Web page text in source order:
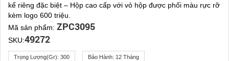
kế riêng đặc biệt – Hộp cao cấp với vỏ hộp được phối màu rực rỡ
kèm logo 600 triệu.
Mã sản phẩm: ZPC3095
SKU:49272
Trọng Lượng(gr): 300 Bảo Hành: 12 Tháng